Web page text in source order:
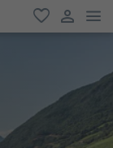
favori
lien